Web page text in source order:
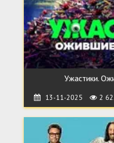
Ужастики.
13-11-2025 2